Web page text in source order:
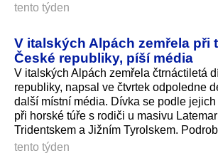
tento týden
V italských Alpách zemřela při
České republiky, píší média
V italských Alpách zemřela čtrnáctiletá
republiky, napsal ve čtvrtek odpoledne
další místní média. Dívka se podle
při horské túře s rodiči u masivu
Tridentskem a Jižním Tyrolskem.
tento týden